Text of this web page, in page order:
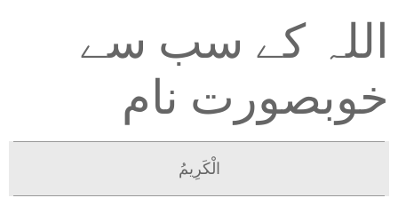
اللہ کے سب سے
خوبصورت نام
الْكَرِيمُ